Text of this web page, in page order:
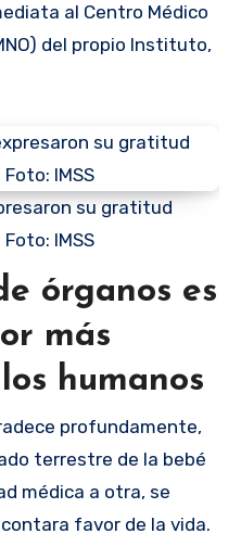
al Centro Médico
del propio Instituto,
su gratitud
IMSS
órganos es
más
humanos
profundamente,
terrestre de la bebé
médica a otra, se
favor de la vida.